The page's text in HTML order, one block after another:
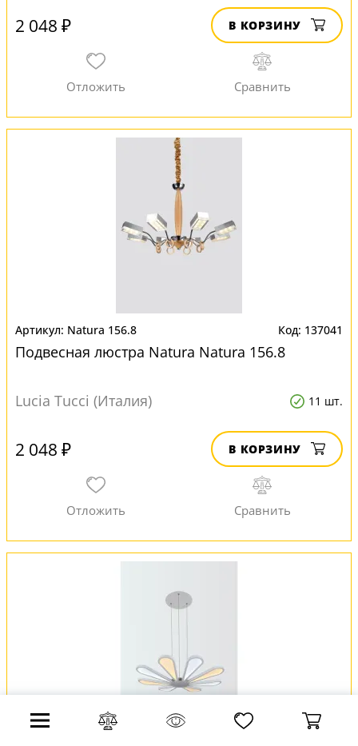
2 048 ₽ В КОРЗИНУ
Natura 156.8 137041
Подвесная люстра Natura Natura 156.8
Lucia Tucci (Италия) 11 шт.
2 048 ₽ В КОРЗИНУ